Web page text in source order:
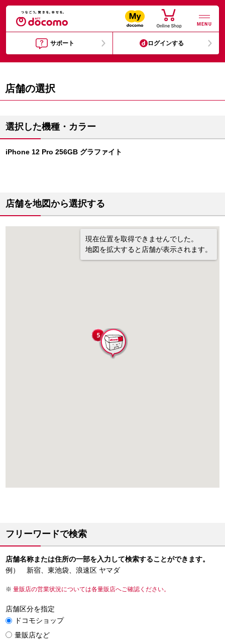
MENU
サポート ログインする
店舗の選択
選択した機種・カラー
iPhone 12 Pro 256GB グラファイト
店舗を地図から選択する
現在位置を取得できませんでした。
地図を拡大すると店舗が表示されます。
フリーワードで検索
店舗名称または住所の一部を入力して検索することができます。
例） 新宿、東池袋、浪速区 ヤマダ
量販店の営業状況については各量販店へご確認ください。
店舗区分を指定
ドコモショップ
量販店など